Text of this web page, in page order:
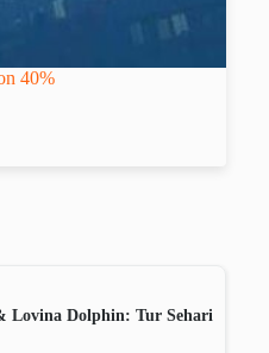
40%
Lovina Dolphin: Tur Sehari